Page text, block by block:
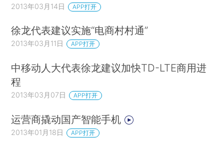
2013年03月14日 APP打开
徐龙代表建议实施“电商村村通”
2013年03月11日 APP打开
中移动人大代表徐龙建议加快TD-LTE商用进
程
2013年03月07日 APP打开
运营商撬动国产智能手机
2013年01月18日 APP打开